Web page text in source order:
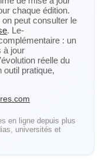
chaque édition.
peut consulter le
. Le-
: un
à jour
réelle du
outil pratique,
en ligne depuis plus
universités et